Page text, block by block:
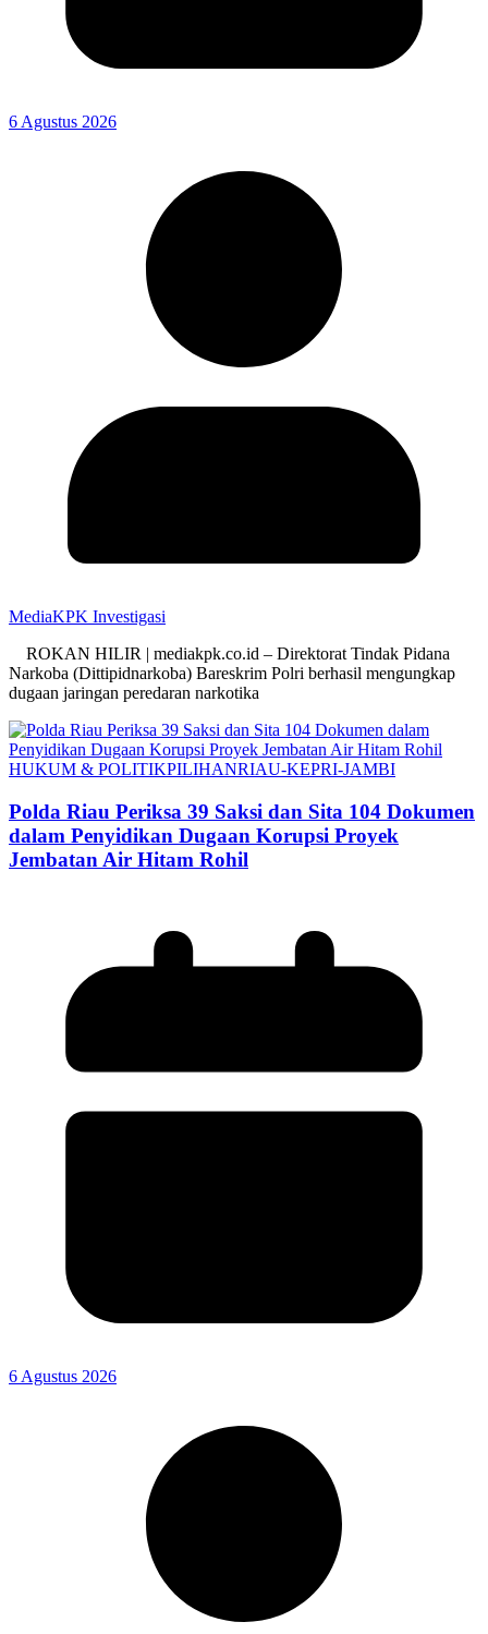
6 Agustus 2026
MediaKPK Investigasi
ROKAN HILIR | mediakpk.co.id – Direktorat Tindak Pidana
Narkoba (Dittipidnarkoba) Bareskrim Polri berhasil mengungkap
dugaan jaringan peredaran narkotika
HUKUM & POLITIKPILIHANRIAU-KEPRI-JAMBI
Polda Riau Periksa 39 Saksi dan Sita 104 Dokumen
dalam Penyidikan Dugaan Korupsi Proyek
Jembatan Air Hitam Rohil
6 Agustus 2026